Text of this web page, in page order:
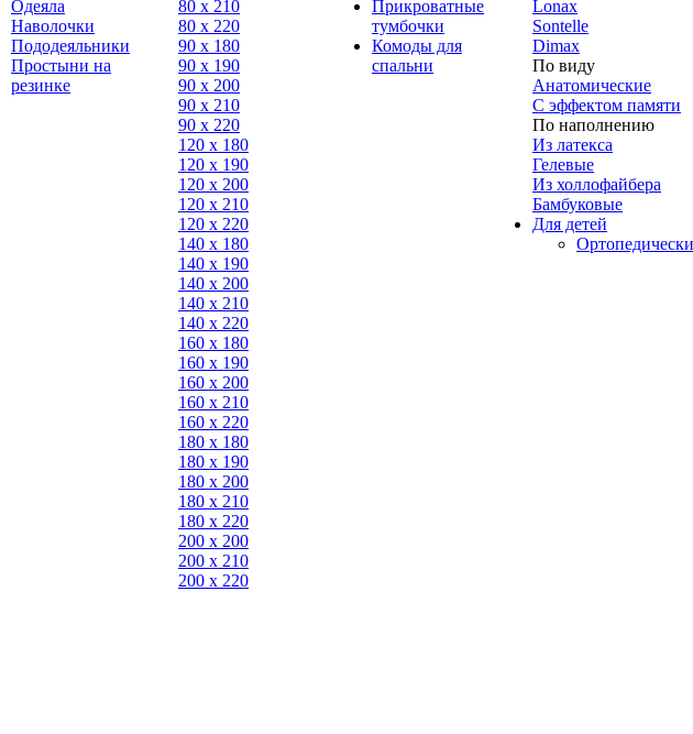
Одеяла
Наволочки
Пододеяльники
Простыни на
резинке
80 x 210
80 x 220
90 x 180
90 х 190
90 х 200
90 x 210
90 x 220
120 x 180
120 х 190
120 х 200
120 x 210
120 x 220
140 x 180
140 х 190
140 х 200
140 x 210
140 x 220
160 x 180
160 х 190
160 х 200
160 x 210
160 x 220
180 x 180
180 х 190
180 х 200
180 x 210
180 x 220
200 х 200
200 x 210
200 x 220
Прикроватные
тумбочки
Комоды для
спальни
Lonax
Sontelle
Dimax
По виду
Анатомические
С эффектом памяти
По наполнению
Из латекса
Гелевые
Из холлофайбера
Бамбуковые
Для детей